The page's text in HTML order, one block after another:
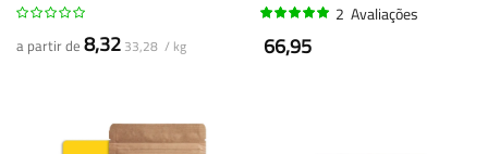
a partir de 8,32 33,28 / kg
2 Avaliações
66,95